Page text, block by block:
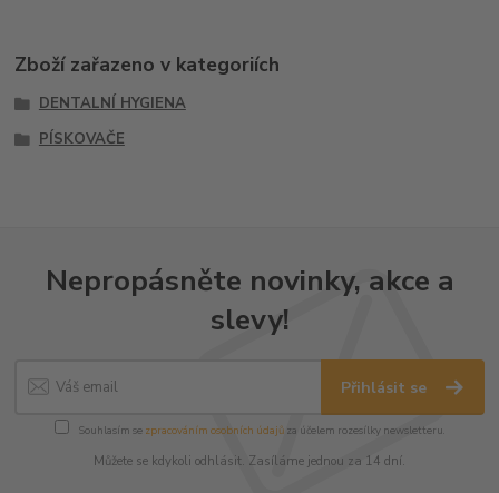
Zboží zařazeno v kategoriích
DENTALNÍ HYGIENA
PÍSKOVAČE
Nepropásněte novinky, akce a
slevy!
Přihlásit se
Souhlasím se zpracováním osobních údajůza účelem rozesílky newsletteru.
Můžete se kdykoli odhlásit. Zasíláme jednou za 14 dní.